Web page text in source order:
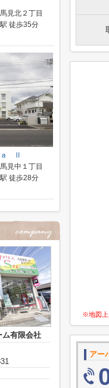
※地図上
アー
見北２丁目
徒歩35分
ａ Ⅱ
見中１丁目
徒歩28分
ム有限会社